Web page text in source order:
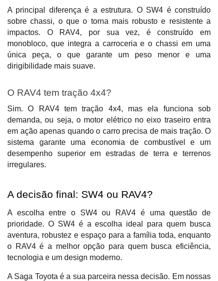
A principal diferença é a estrutura. O SW4 é construído
sobre chassi, o que o torna mais robusto e resistente a
impactos. O RAV4, por sua vez, é construído em
monobloco, que integra a carroceria e o chassi em uma
única peça, o que garante um peso menor e uma
dirigibilidade mais suave.
O RAV4 tem tração 4x4?
Sim. O RAV4 tem tração 4x4, mas ela funciona sob
demanda, ou seja, o motor elétrico no eixo traseiro entra
em ação apenas quando o carro precisa de mais tração. O
sistema garante uma economia de combustível e um
desempenho superior em estradas de terra e terrenos
irregulares.
A decisão final: SW4 ou RAV4?
A escolha entre o SW4 ou RAV4 é uma questão de
prioridade. O SW4 é a escolha ideal para quem busca
aventura, robustez e espaço para a família toda, enquanto
o RAV4 é a melhor opção para quem busca eficiência,
tecnologia e um design moderno.
A Saga Toyota é a sua parceira nessa decisão. Em nossas